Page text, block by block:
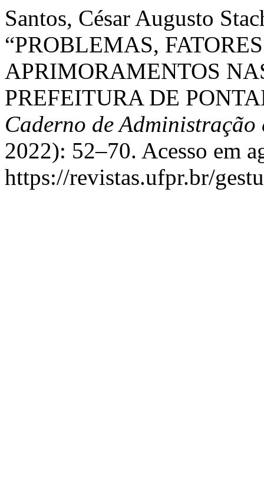
Santos, César Augusto
“PROBLEMAS,
APRIMORAMENTOS
PREFEITURA DE
Caderno de Administração
2022): 52–70. Acesso em
https://revistas.ufpr.br/